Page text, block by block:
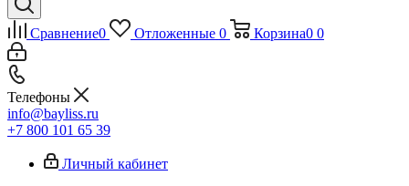
Сравнение0 Отложенные 0 Корзина0 0
Телефоны
info@bayliss.ru
+7 800 101 65 39
Личный кабинет